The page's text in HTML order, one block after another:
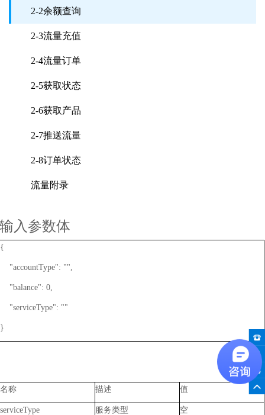
2-2余额查询
2-3流量充值
2-4流量订单
2-5获取状态
2-6获取产品
2-7推送流量
2-8订单状态
流量附录
输入参数体
{
"accountType": "",
"balance": 0,
"serviceType": ""
}
名称 描述 值
serviceType 服务类型 空